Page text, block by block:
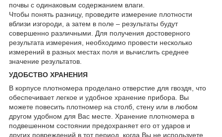
почвы с одинаковым содержанием влаги.
Чтобы понять разницу, проведите измерение плотности
вблизи изгороди, а затем в поле – результаты будут
совершенно различными. Для получения достоверного
результата измерения, необходимо провести несколько
измерений в разных местах поля и вычислить среднее
значение результатов.
УДОБСТВО ХРАНЕНИЯ
В корпусе плотномера проделано отверстие для гвоздя, что
обеспечивает легкое и удобное хранение прибора. Вы
можете повесить плотномер на столб, стену или в любом
другом удобном для Вас месте. Хранение плотномера в
подвешенном состоянии предохраняет его от ударов и
других повреждений в тот период, когда Вы не используете